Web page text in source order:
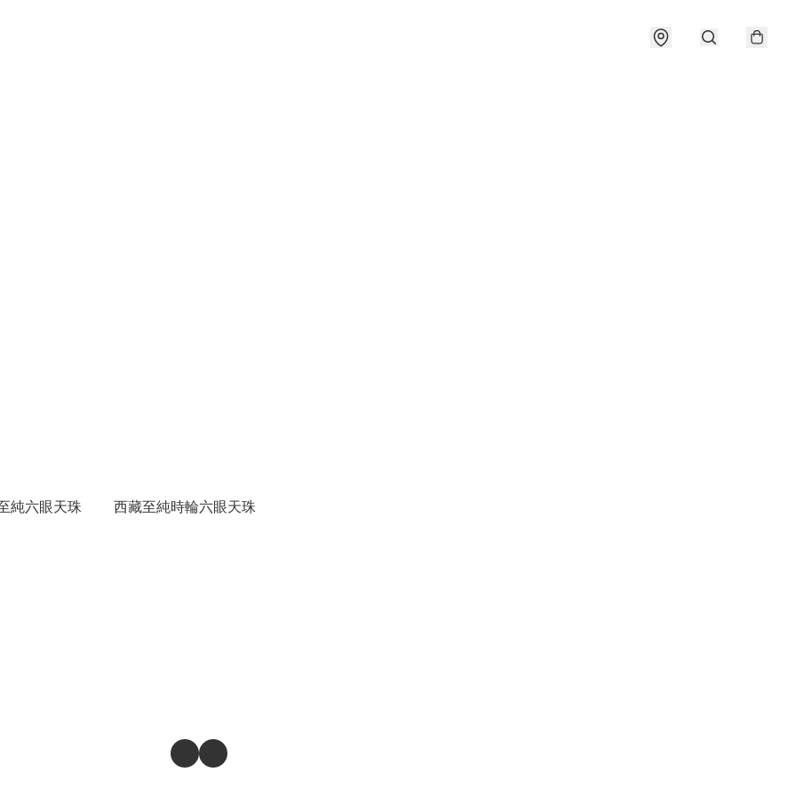
純六眼天珠 西藏至純時輪六眼天珠